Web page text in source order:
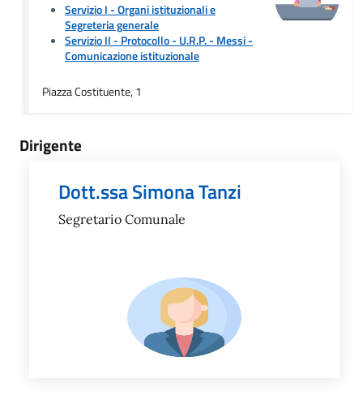
Servizio I - Organi istituzionali e
Segreteria generale
Servizio II - Protocollo - U.R.P. - Messi-
Comunicazione istituzionale
Piazza Costituente, 1
Dirigente
Dott.ssa Simona Tanzi
Segretario Comunale